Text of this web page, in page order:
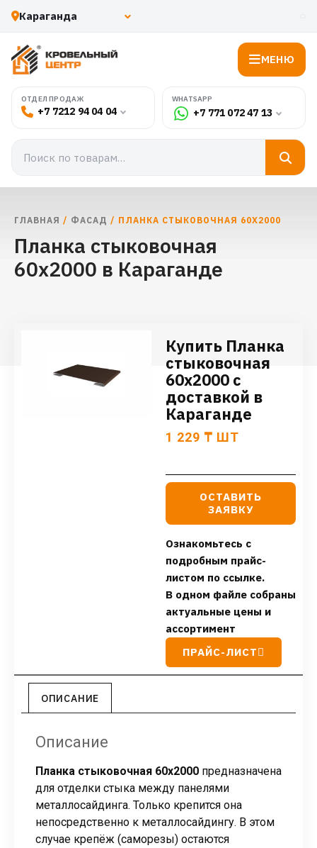
МЕНЮ
ОТДЕЛ ПРОДАЖ
+7 7212 94 04 04
WHATSAPP
+7 771 072 47 13
ГЛАВНАЯ / ФАСАД / ПЛАНКА СТЫКОВОЧНАЯ 60Х2000
Планка стыковочная
60х2000 в Караганде
Купить Планка
стыковочная
60х2000 с
доставкой в
Караганде
1 229 ₸ ШТ
ОСТАВИТЬ
ЗАЯВКУ
Ознакомьтесь с
подробным прайс-
листом по ссылке.
В одном файле собраны
актуальные цены и
ассортимент
ПРАЙС-ЛИСТ
ОПИСАНИЕ
Описание
Планка стыковочная 60х2000 предназначена
для отделки стыка между панелями
металлосайдинга. Только крепится она
непосредственно к металлосайдингу. В этом
случае крепёж (саморезы) остаются